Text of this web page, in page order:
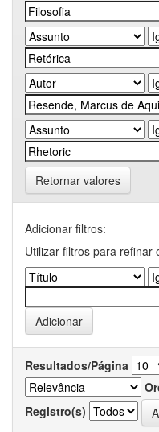
Retornar valores
Adicionar filtros:
Utilizar filtros para refinar
Resultados/Página
Registro(s)